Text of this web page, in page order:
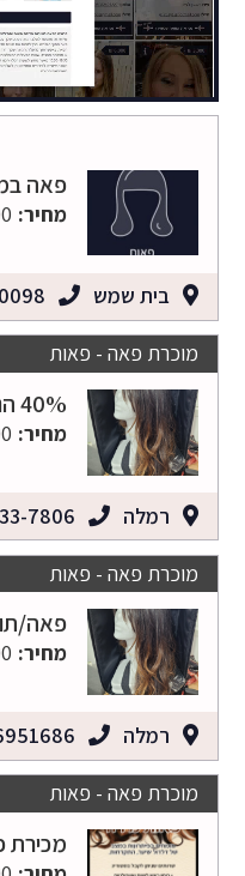
פאה
מחיר:
בית שמש
מוכרת פאה - פאות
40% הנחה
מחיר:
רמלה 7806
מוכרת פאה - פאות
פאה/
מחיר:
רמלה
מוכרת פאה - פאות
מכירת